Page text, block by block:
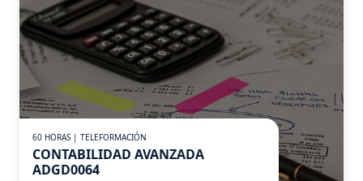
60 HORAS | TELEFORMACIÓN
CONTABILIDAD AVANZADA
ADGD0064